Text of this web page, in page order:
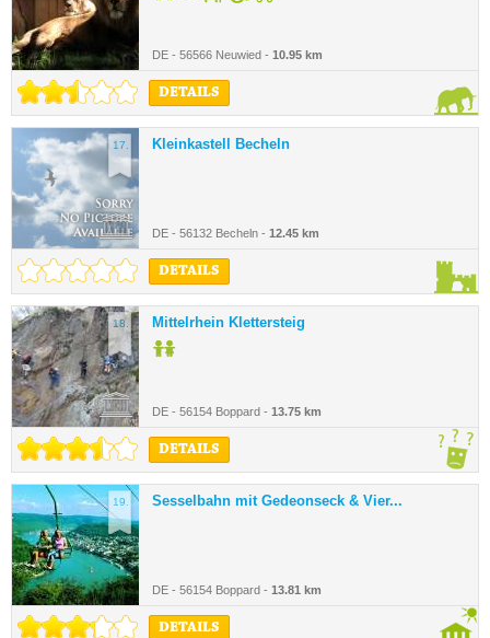
DE - 56566 Neuwied - 10.95 km
DETAILS
17. Kleinkastell Becheln
DE - 56132 Becheln - 12.45 km
DETAILS
18. Mittelrhein Klettersteig
DE - 56154 Boppard - 13.75 km
DETAILS
19. Sesselbahn mit Gedeonseck & Vier...
DE - 56154 Boppard - 13.81 km
DETAILS